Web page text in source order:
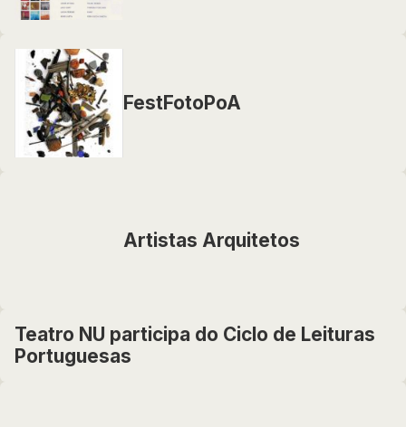
FestFotoPoA
Artistas Arquitetos
Teatro NU participa do Ciclo de Leituras
Portuguesas